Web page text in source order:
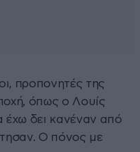
προπονητές της
όπως ο Λουίς
έχω δει κανέναν από
Ο πόνος με